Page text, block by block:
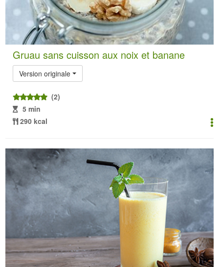
Gruau sans cuisson aux noix et banane
Version originale
(2)
5 min
290 kcal